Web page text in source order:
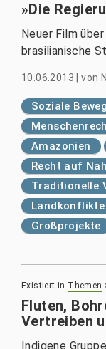
»Die
Neuer Film
brasilianische
10.06.2013 |von
Soziale
Amazonien
Recht auf
Traditionelle
Großprojekte
Existiert in Themen
Fluten,
Vertreiben
Indigene